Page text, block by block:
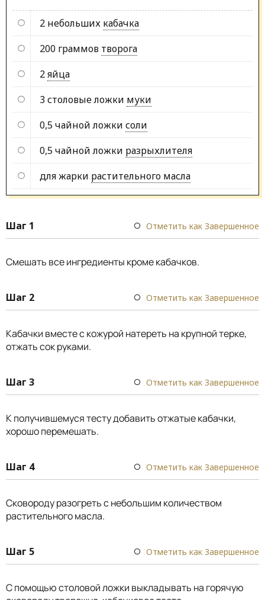
2 небольших кабачка
200 граммов творога
2яйца
3 столовые ложки муки
0,5 чайной ложки соли
0,5 чайной ложки разрыхлителя
для жарки растительного масла
Шаг 1 Отметить как Завершенное
Смешать все ингредиенты кроме кабачков.
Шаг 2 Отметить как Завершенное
Кабачки вместе с кожурой натереть на крупной терке,
отжать сок руками.
Шаг 3 Отметить как Завершенное
К получившемуся тесту добавить отжатые кабачки,
хорошо перемешать.
Шаг 4 Отметить как Завершенное
Сковороду разогреть с небольшим количеством
растительного масла.
Шаг 5 Отметить как Завершенное
С помощью столовой ложки выкладывать на горячую